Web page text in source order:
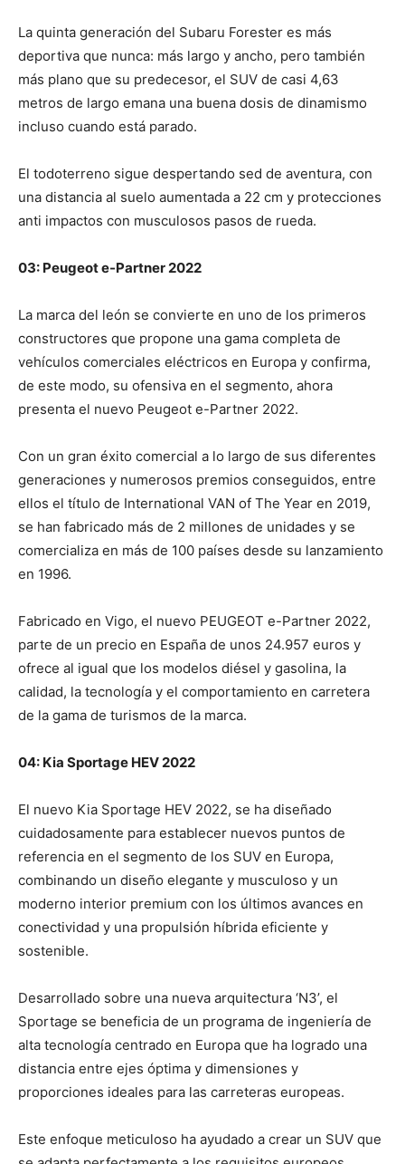
La quinta generación del Subaru Forester es más
deportiva que nunca: más largo y ancho, pero también
más plano que su predecesor, el SUV de casi 4,63
metros de largo emana una buena dosis de dinamismo
incluso cuando está parado.
El todoterreno sigue despertando sed de aventura, con
una distancia al suelo aumentada a 22 cm y protecciones
anti impactos con musculosos pasos de rueda.
03: Peugeot e-Partner 2022
La marca del león se convierte en uno de los primeros
constructores que propone una gama completa de
vehículos comerciales eléctricos en Europa y confirma,
de este modo, su ofensiva en el segmento, ahora
presenta el nuevo Peugeot e-Partner 2022.
Con un gran éxito comercial a lo largo de sus diferentes
generaciones y numerosos premios conseguidos, entre
ellos el título de International VAN of The Year en 2019,
se han fabricado más de 2 millones de unidades y se
comercializa en más de 100 países desde su lanzamiento
en 1996.
Fabricado en Vigo, el nuevo PEUGEOT e-Partner 2022,
parte de un precio en España de unos 24.957 euros y
ofrece al igual que los modelos diésel y gasolina, la
calidad, la tecnología y el comportamiento en carretera
de la gama de turismos de la marca.
04: Kia Sportage HEV 2022
El nuevo Kia Sportage HEV 2022, se ha diseñado
cuidadosamente para establecer nuevos puntos de
referencia en el segmento de los SUV en Europa,
combinando un diseño elegante y musculoso y un
moderno interior premium con los últimos avances en
conectividad y una propulsión híbrida eficiente y
sostenible.
Desarrollado sobre una nueva arquitectura ‘N3’, el
Sportage se beneficia de un programa de ingeniería de
alta tecnología centrado en Europa que ha logrado una
distancia entre ejes óptima y dimensiones y
proporciones ideales para las carreteras europeas.
Este enfoque meticuloso ha ayudado a crear un SUV que